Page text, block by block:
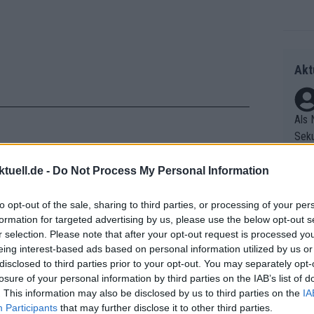
- Do Not Process My Personal Information
opt-out of the sale, sharing to third parties, or processing of your
for targeted advertising by us, please use the below opt-out
selection. Please note that after your opt-out request is processed
interest-based ads based on personal information utilized by us
to third parties prior to your opt-out. You may separately
of your personal information by third parties on the IAB’s list of
This information may also be disclosed by us to third parties on the
Participants that may further disclose it to other third parties.
ließ sich vor dem Start nichts
aber wir sind bereit für das, was uns
Pro Netvor dem Start der 6.
Als
er
rifft
Die
as
ür
ss
as
et.